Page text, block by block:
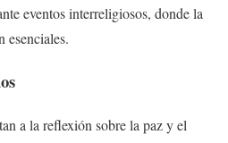
eventos interreligiosos, donde la
esenciales.
a la reflexión sobre la paz y el